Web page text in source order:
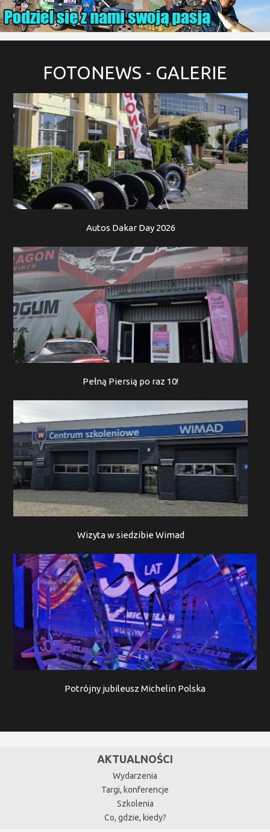
FOTONEWS - GALERIE
Autos Dakar Day 2026
Pełną Piersią po raz 10!
Wizyta w siedzibie Wimad
Potrójny jubileusz Michelin Polska
AKTUALNOŚCI
Wydarzenia
Targi, konferencje
Szkolenia
Co, gdzie, kiedy?